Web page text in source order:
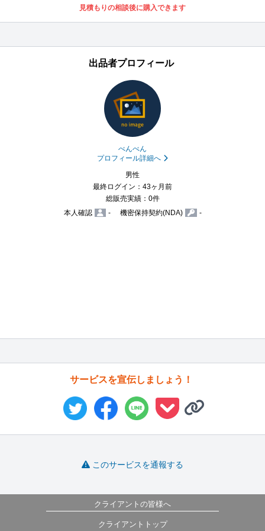
見積もりの相談後に購入できます
出品者プロフィール
べんべん
プロフィール詳細へ
男性
最終ログイン：43ヶ月前
総販売実績：0件
本人確認
- 機密保持契約(NDA) -
サービスを宣伝しましょう！
このサービスを通報する
クライアントの皆様へ
クライアントトップ